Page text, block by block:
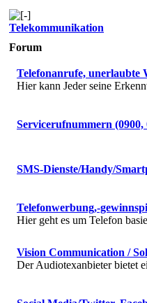
Telekommunikation
Forum
Telefonanrufe, unerlaubte
Hier kann Jeder seine
Servicerufnummern (0900,
SMS-Dienste/Handy/
Telefonwerbung,-
Hier geht es um Telefon
Vision Communication /
Der Audiotexanbieter bietet